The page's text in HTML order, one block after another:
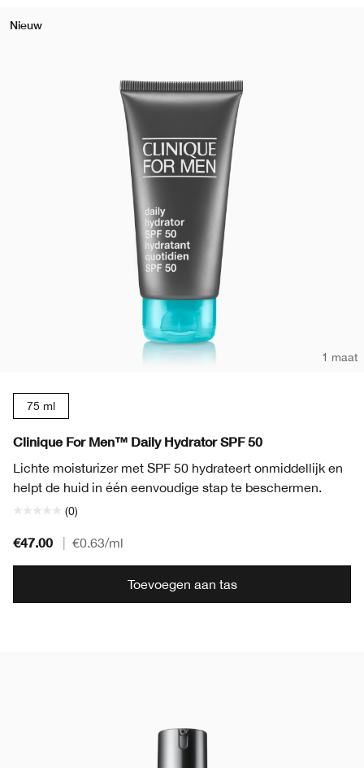
Nieuw
1 maat
75 ml
Clinique For Men™ Daily Hydrator SPF 50
Lichte moisturizer met SPF 50 hydrateert onmiddellijk en
helpt de huid in één eenvoudige stap te beschermen.
(0)
€47.00 €0.63/ml
Toevoegen aan tas